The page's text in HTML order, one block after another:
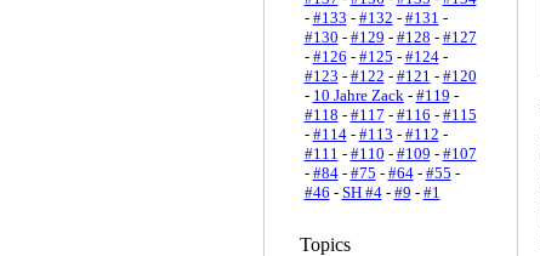
- #133 - #132 - #131 -
#130 - #129 - #128 - #127
- #126 - #125 - #124-
#123 - #122 - #121 - #120
- 10 Jahre Zack- #119 -
#118 - #117 - #116 - #115
- #114- #113 - #112 -
#111 - #110 - #109 - #107
- #84- #75 - #64- #55 -
#46 - SH #4- #9 - #1
Topics